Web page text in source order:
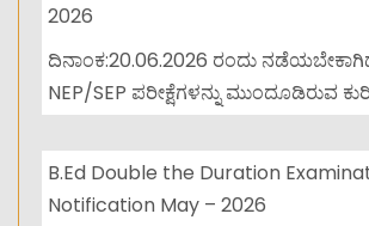
2026
ದಿನಾಂಕ:20.06.2026 ರಂದು
NEP/SEP ಪರೀಕ್ಷೆಗಳನ್ನು ಮುಂದೂಡಿರುವ
B.Ed Double the Duration
Notification May – 2026